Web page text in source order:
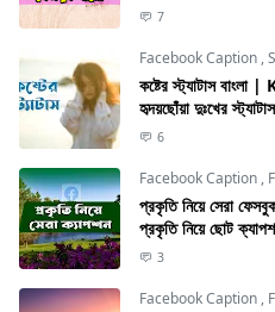
7
Facebook Caption ,
কষ্টের স্ট্যাটাস
হৃদয়ছোঁয়া দুঃখের স্ট্যাটাস
6
Facebook Caption ,
প্রকৃতি নিয়ে সেরা
প্রকৃতি নিয়ে ছোট
3
Facebook Caption ,